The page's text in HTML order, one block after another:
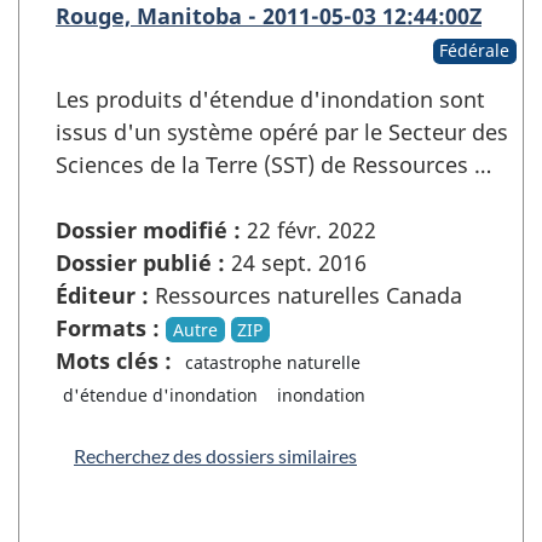
Rouge, Manitoba - 2011-05-03 12:44:00Z
Fédérale
Les produits d'étendue d'inondation sont
issus d'un système opéré par le Secteur des
Sciences de la Terre (SST) de Ressources …
Dossier modifié : 22 févr. 2022
Dossier publié : 24 sept. 2016
Éditeur : Ressources naturelles Canada
Formats :
Autre ZIP
Mots clés :
catastrophe naturelle
d'étendue d'inondation
inondation
Recherchez des dossiers similaires